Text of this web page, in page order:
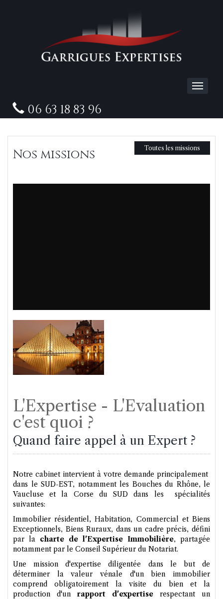
06 63 18 83 96
Toutes les missions
Nos missions
L'Expertise - L'Evaluation
c'est quoi ?
Quand faire appel à un Expert ?
Notre cabinet intervient à votre demande principalement
dans le SUD-EST, notamment les Bouches du Rhône, le
Vaucluse et la Corse du SUD dans les spécialités
suivantes:
Immobilier résidentiel, Habitation, Commercial et Biens
Exceptionnels, Biens Ruraux, dans un cadre précis, défini
par la charte de l'Expertise Immobilière, partagée
notamment par le Conseil Supérieur du Notariat.
Une mission d'expertise diligentée dans le but de
déterminer la valeur vénale d'un bien immobilier
comprend obligatoirement la visite du bien et la
production d'un rapport d'expertise respectant un